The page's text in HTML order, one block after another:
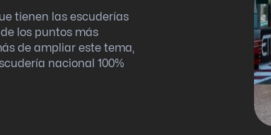
tienen las escuderías
los puntos más
de ampliar este tema,
nacional 100%